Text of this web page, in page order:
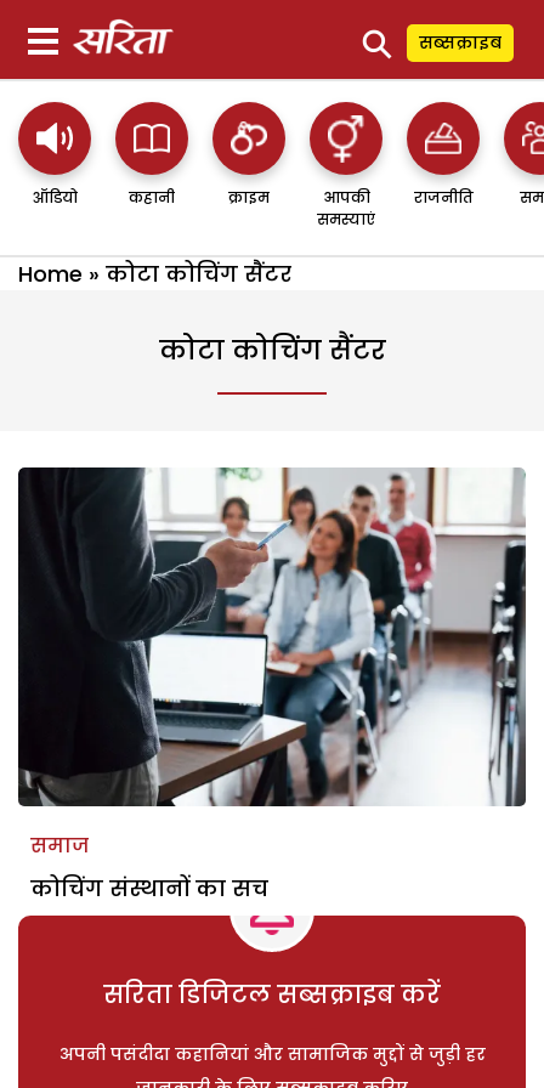
⚲ सब्सक्राइब
ऑडियो कहानी क्राइम
आपकी
समस्याएं
राजनीति
Home » कोटा कोचिंग सैंटर
कोटा कोचिंग सैंटर
समाज
कोचिंग संस्थानों का सच
सरिता डिजिटल सब्सक्राइब करें
अपनी पसंदीदा कहानियां और सामाजिक मुद्दों से जुड़ी हर